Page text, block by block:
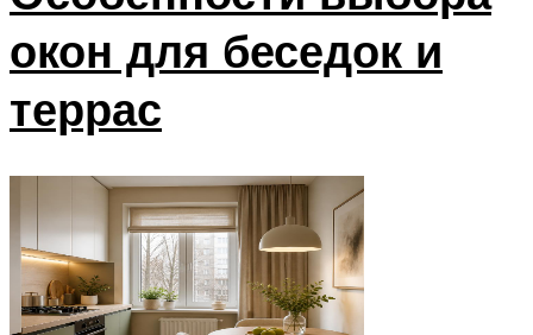
окон для беседок и
террас